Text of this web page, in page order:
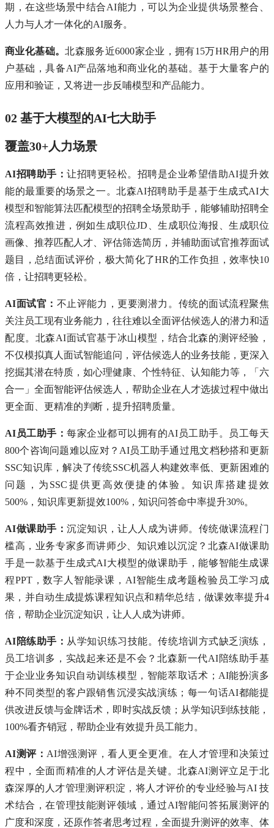
期，在这些场景中结合AI能力，可以为企业提供场景整合、
人力与人才一体化的AI服务。
商业化基础。北森服务近6000家企业，拥有15万HR用户的用
户基础，具备AI产品落地和商业化的基础。基于大量客户的
应用和验证，又将进一步反哺模型和产品能力。
02 基于大模型的AI七大助手
覆盖30+人力场景
AI招聘助手：让招聘更轻松。招聘是企业希望借助AI提升效
能的最重要的场景之一。北森AI招聘助手是基于生成式AI大
模型和智能算法匹配模型的招聘全场景助手，能够辅助招聘全
流程高效推进，例如生成职位JD、生成职位海报、生成职位
画像、推荐匹配人才、评估筛选简历，并辅助面试官推荐面试
题目，总结面试评价，极大简化了HR的工作负担，效率快10
倍，让招聘更轻松。
AI面试官： 不止评能力，更要测潜力。传统的面试流程聚焦
关注员工现有业务能力，往往难以全面评估候选人的潜力和适
配度。北森AI面试官基于冰山模型，结合北森的测评经验，
不仅模拟真人面试智能追问，评估候选人的业务技能，更深入
挖掘其潜在特质，如心理健康、个性特征、认知能力等，「六
合一」全面智能评估候选人，帮助企业在人才选拔过程中做出
更全面、更精准的判断，提升招聘质量。
AI员工助手：每家企业都可以拥有的AI员工助手。员工每天
800个咨询问题难以应对？AI员工助手通过甩文档秒搭和更新
SSC知识库，解决了传统SSC机器人构建效率低、更新困难的
问题，为SSC提供更高效便捷的体验。知识库搭建提效
500%，知识库更新提效100%，知识问答命中率提升30%。
AI做课助手：沉淀知识，让人人成为讲师。传统做课流程门
槛高，业务专家多而讲师少、知识难以沉淀？北森AI做课助
手是一款基于生成式AI大模型的做课助手，能够智能生成课
程PPT，数字人智能录课，AI智能生成考题检验员工学习成
果，并自动生成提炼课程知识点和精华总结，做课效率提升4
倍，帮助企业沉淀知识，让人人成为讲师。
AI陪练助手： 从学知识练习技能。传统培训方式缺乏演练，
员工培训多，实战起来还是不会？北森新一代AI陪练助手基
于企业业务知识自动训练模型，智能萃取话术；AI能扮演多
种不同类型的客户跟销售沉浸实战演练；每一句话AI都能提
供改进反馈与金牌话术，即时实战反馈；从学知识到练技能，
100%看齐销冠，帮助企业有效提升员工能力。
AI测评： AI增强测评，看人更全更准。在人才管理和决策过
程中，全面而精准的人才评估是关键。北森AI测评立足于北
森深厚的人才管理测评积淀，将人才评价的专业经验与AI 技
术结合，在管理技能测评领域，通过AI智能问答拓展测评的
广度和深度，还原作答者思考过程，全面提升测评的效率、体